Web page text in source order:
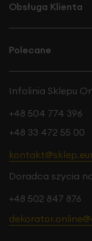
Obsługa Klienta
Polecane
Infolinia Sklepu
+48 504 774 396
+48 33 472 55 00
Doradca szycia
+48 502 847 876